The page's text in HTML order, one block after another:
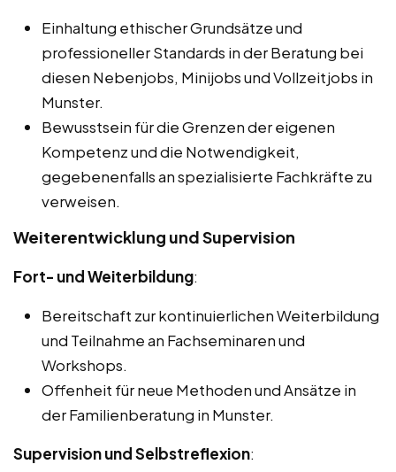
Einhaltung ethischer Grundsätze und
professioneller Standards in der Beratung bei
diesen Nebenjobs, Minijobs und Vollzeitjobs in
Munster.
Bewusstsein für die Grenzen der eigenen
Kompetenz und die Notwendigkeit,
gegebenenfalls an spezialisierte Fachkräfte zu
verweisen.
Weiterentwicklung und Supervision
Fort- und Weiterbildung:
Bereitschaft zur kontinuierlichen Weiterbildung
und Teilnahme an Fachseminaren und
Workshops.
Offenheit für neue Methoden und Ansätze in
der Familienberatung in Munster.
Supervision und Selbstreflexion: